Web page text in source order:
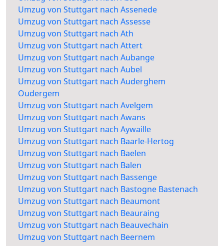
Umzug von Stuttgart nach Assenede
Umzug von Stuttgart nach Assesse
Umzug von Stuttgart nach Ath
Umzug von Stuttgart nach Attert
Umzug von Stuttgart nach Aubange
Umzug von Stuttgart nach Aubel
Umzug von Stuttgart nach Auderghem
Oudergem
Umzug von Stuttgart nach Avelgem
Umzug von Stuttgart nach Awans
Umzug von Stuttgart nach Aywaille
Umzug von Stuttgart nach Baarle-Hertog
Umzug von Stuttgart nach Baelen
Umzug von Stuttgart nach Balen
Umzug von Stuttgart nach Bassenge
Umzug von Stuttgart nach Bastogne Bastenach
Umzug von Stuttgart nach Beaumont
Umzug von Stuttgart nach Beauraing
Umzug von Stuttgart nach Beauvechain
Umzug von Stuttgart nach Beernem